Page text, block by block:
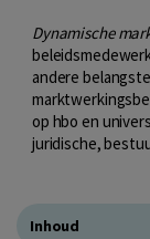
Dynamische
andere
op hbo en
juridische,
Inhoud